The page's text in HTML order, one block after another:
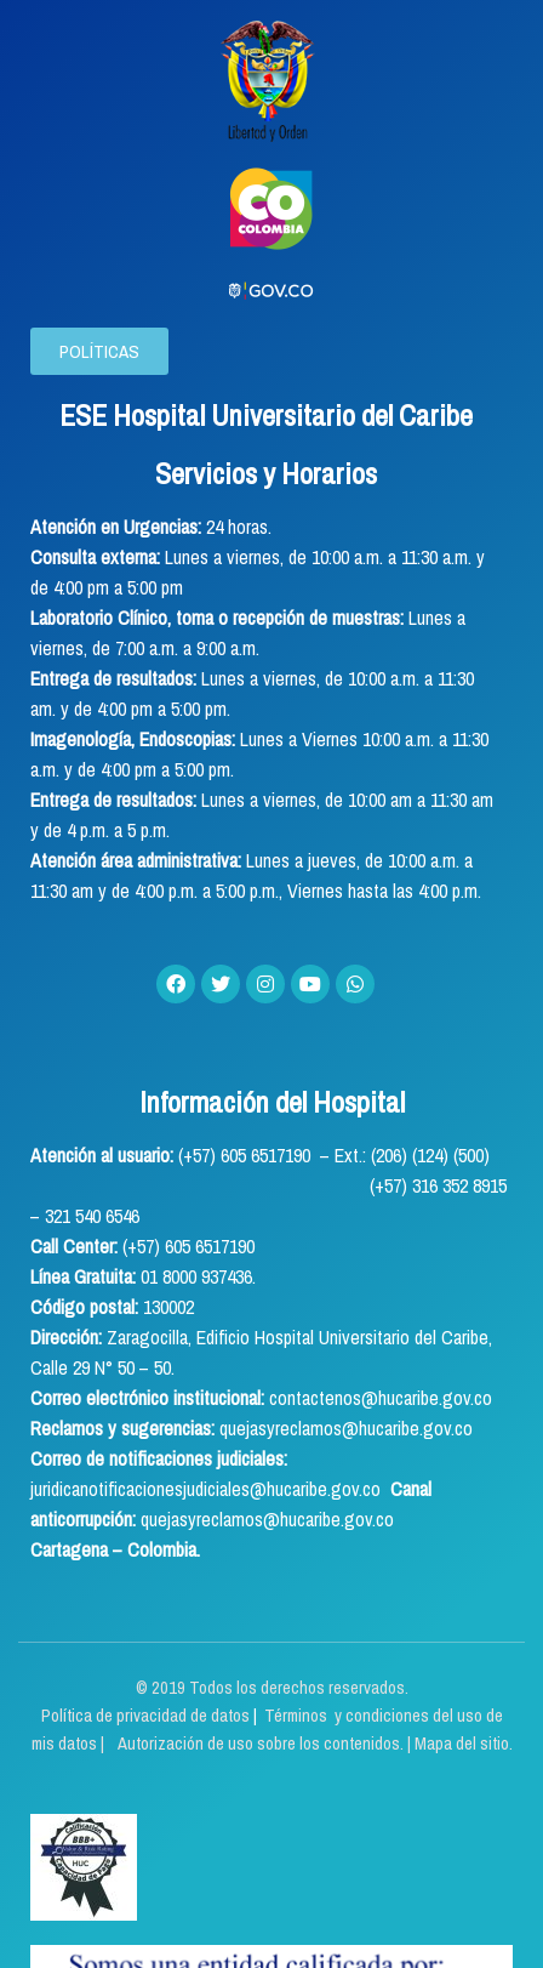
POLÍTICAS
ESE Hospital Universitario del Caribe
Servicios y Horarios
Atención en Urgencias:24 horas.
Consulta externa:Lunes a viernes, de 10:00 a.m. a 11:30 a.m. y
de 4:00 pm a 5:00 pm
Laboratorio Clínico, toma o recepción de muestras:Lunes a
viernes, de 7:00 a.m. a 9:00 a.m.
Entrega de resultados:Lunes a viernes, de 10:00 a.m. a 11:30
am. y de 4:00 pm a 5:00 pm.
Imagenología, Endoscopias:Lunes a Viernes 10:00 a.m. a 11:30
a.m. y de 4:00 pm a 5:00 pm.
Entrega de resultados:Lunes a viernes, de 10:00 am a 11:30 am
y de 4 p.m. a 5 p.m.
Atención área administrativa:Lunes a jueves, de 10:00 a.m. a
11:30 am y de 4:00 p.m. a 5:00 p.m., Viernes hasta las 4:00 p.m.
Información del Hospital
Atención al usuario:(+57) 605 6517190 – Ext.: (206) (124) (500)
(+57) 316 352 8915
– 321 540 6546
Call Center:(+57) 605 6517190
Línea Gratuita:01 8000 937436.
Código postal: 130002
Dirección: Zaragocilla, Edificio Hospital Universitario del Caribe,
Calle 29 N° 50 – 50.
Correo electrónico institucional:contactenos@hucaribe.gov.co
Reclamos y sugerencias:quejasyreclamos@hucaribe.gov.co
Correo de notificaciones judiciales:
juridicanotificacionesjudiciales@hucaribe.gov.co Canal
anticorrupción:quejasyreclamos@hucaribe.gov.co
Cartagena – Colombia.
© 2019 Todos los derechos reservados.
Política de privacidad de datos | Términos y condiciones del uso de
mis datos | Autorización de uso sobre los contenidos. | Mapa del sitio.